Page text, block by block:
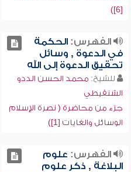
[6])
الفهرس:الحكمة
في الدعوة , وسائل
تحقيق الدعوة إلى الله
للشيخ: محمد الحسن الددو
الشنقيطي
جزء من محاضرة ( نصرة الإسلام
الوسائل والغايات [1])
الفهرس: علوم
البلاغة , ذكر علوم